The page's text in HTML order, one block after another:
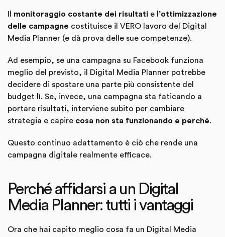
monitoraggio costante dei risultati e l’ottimizzazione
delle campagne costituisce il VERO lavoro del Digital
Media Planner (e dà prova delle sue competenze).
Ad esempio, se una campagna su Facebook funziona
meglio del previsto, il Digital Media Planner potrebbe
decidere di spostare una parte più consistente del
budget lì. Se, invece, una campagna sta faticando a
portare risultati, interviene subito per cambiare
strategia e capire cosa non sta funzionando e perché.
Questo continuo adattamento è ciò che rende una
campagna digitale realmente efficace.
Perché affidarsi a un Digital
Media Planner: tutti i vantaggi
Ora che hai capito meglio cosa fa un Digital Media